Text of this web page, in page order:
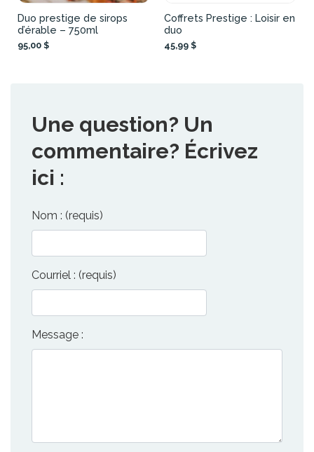
Duo prestige de sirops
d’érable – 750ml
95,00 $
Coffrets Prestige : Loisir en
duo
45,99 $
Une question? Un
commentaire? Écrivez
ici :
Nom : (requis)
Courriel : (requis)
Message :